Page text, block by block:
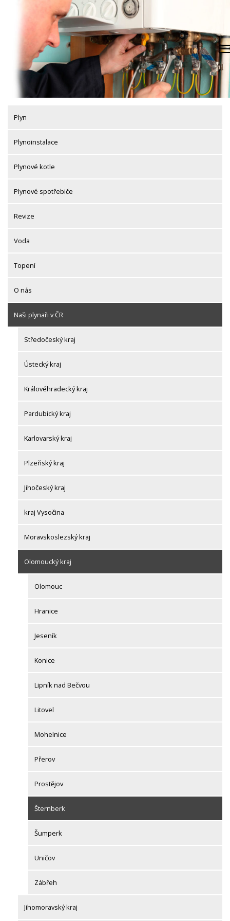
Plyn
Plynoinstalace
Plynové kotle
Plynové spotřebiče
Revize
Voda
Topení
O nás
Naši plynaři v ČR
Středočeský kraj
Ústecký kraj
Královéhradecký kraj
Pardubický kraj
Karlovarský kraj
Plzeňský kraj
Jihočeský kraj
kraj Vysočina
Moravskoslezský kraj
Olomoucký kraj
Olomouc
Hranice
Jeseník
Konice
Lipník nad Bečvou
Litovel
Mohelnice
Přerov
Prostějov
Šternberk
Šumperk
Uničov
Zábřeh
Jihomoravský kraj